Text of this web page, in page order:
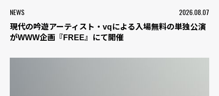
NEWS 2026.08.07
現代の吟遊アーティスト・vqによる入場無料の単独公演
がWWW企画『FREE』にて開催